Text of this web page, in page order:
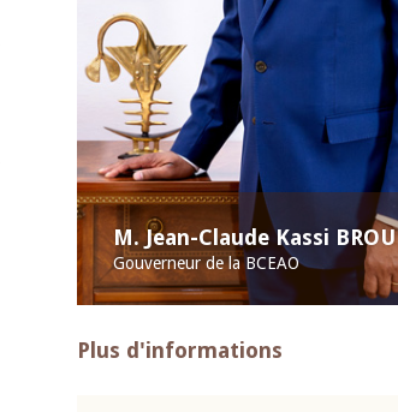
M. Jean-Claude Kassi BROU
Gouverneur de la BCEAO
Plus d'informations